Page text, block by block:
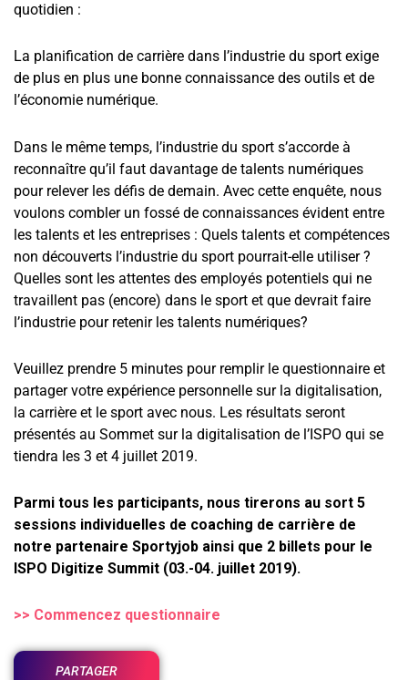
quotidien :
La planification de carrière dans l’industrie du sport exige
de plus en plus une bonne connaissance des outils et de
l’économie numérique.
Dans le même temps, l’industrie du sport s’accorde à
reconnaître qu’il faut davantage de talents numériques
pour relever les défis de demain. Avec cette enquête, nous
voulons combler un fossé de connaissances évident entre
les talents et les entreprises : Quels talents et compétences
non découverts l’industrie du sport pourrait-elle utiliser ?
Quelles sont les attentes des employés potentiels qui ne
travaillent pas (encore) dans le sport et que devrait faire
l’industrie pour retenir les talents numériques?
Veuillez prendre 5 minutes pour remplir le questionnaire et
partager votre expérience personnelle sur la digitalisation,
la carrière et le sport avec nous. Les résultats seront
présentés au Sommet sur la digitalisation de l’ISPO qui se
tiendra les 3 et 4 juillet 2019.
Parmi tous les participants, nous tirerons au sort 5
sessions individuelles de coaching de carrière de
notre partenaire Sportyjob ainsi que 2 billets pour le
ISPO Digitize Summit (03.-04. juillet 2019).
>> Commencez questionnaire
PARTAGER